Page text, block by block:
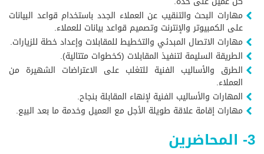
مهارات البحث والتنقيب عن العملاء الجدد باستخدام قواعد البيانات
على الكمبيوتر والإنترنت وتصميم قواعد بيانات للعملاء.
مهارات الاتصال المبدئي والتخطيط للمقابلات وإعداد خطة للزيارات.
الطريقة السليمة لتنفيذ المقابلات (كخطوات متتالية).
الطرق والأساليب الفنية للتغلب على الاعتراضات الشهيرة من
العملاء.
المهارات والأساليب الفنية لإنهاء المقابلة بنجاح.
مهارات إقامة علاقة طويلة الأجل مع العميل وخدمة ما بعد البيع.
3- المحاضرين